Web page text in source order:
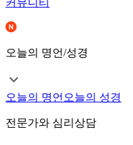
오늘의 명언/성경
오늘의 명언 오늘의 성경
전문가와 심리상담